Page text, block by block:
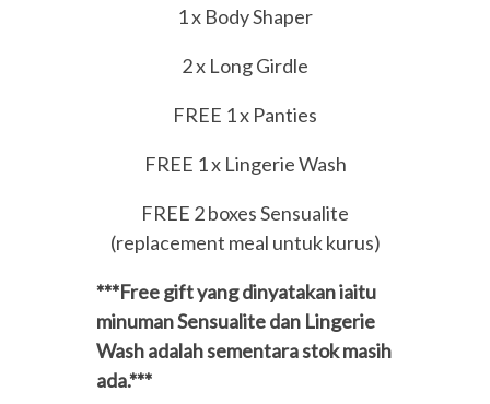
1 x Body Shaper
2 x Long Girdle
FREE 1 x Panties
FREE 1 x Lingerie Wash
FREE 2 boxes Sensualite
(replacement meal untuk kurus)
***Free gift yang dinyatakan iaitu
minuman Sensualite dan Lingerie
Wash adalah sementara stok masih
ada.***